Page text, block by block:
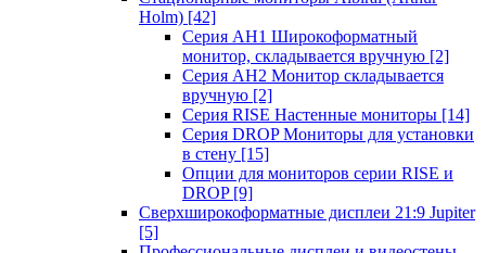
Holm) [42]
Серия AH1 Широкоформатный
монитор, складывается вручную [2]
Серия AH2 Монитор складывается
вручную [2]
Серия RISE Настенные мониторы [14]
Серия DROP Мониторы для установки
в стену [15]
Опции для мониторов серии RISE и
DROP [9]
Сверхширокоформатные дисплеи 21:9 Jupiter
[5]